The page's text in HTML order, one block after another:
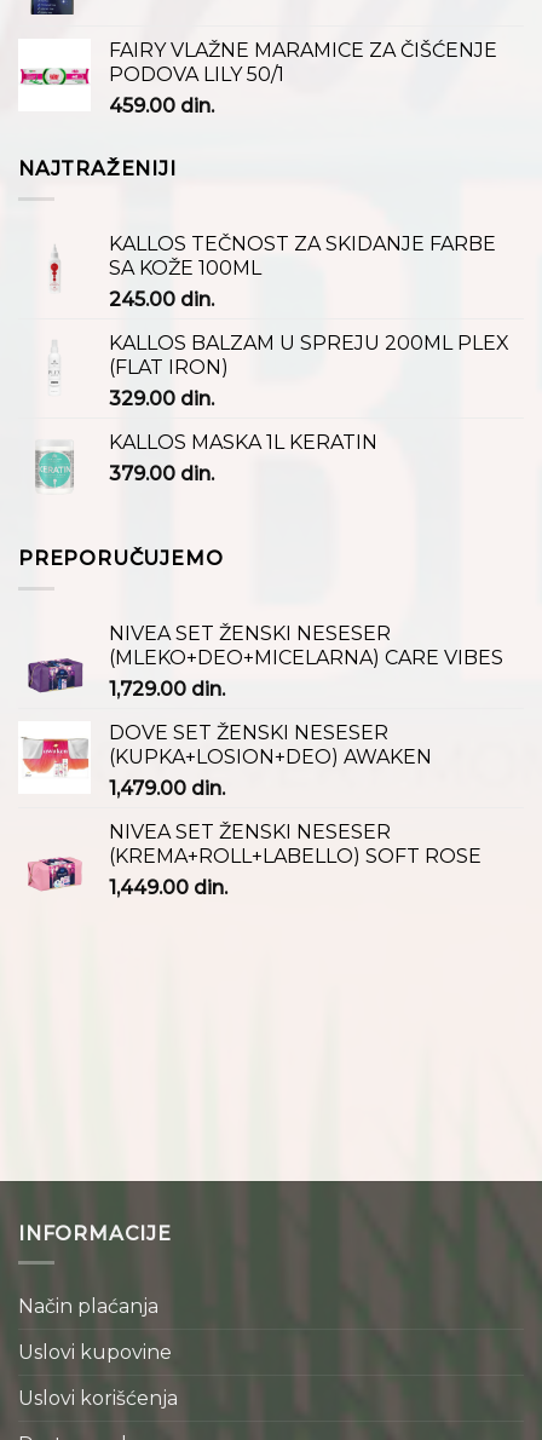
FAIRY VLAŽNE MARAMICE ZA ČIŠĆENJE
PODOVA LILY 50/1
459.00 din.
NAJTRAŽENIJI
KALLOS TEČNOST ZA SKIDANJE FARBE
SA KOŽE 100ML
245.00 din.
KALLOS BALZAM U SPREJU 200ML PLEX
(FLAT IRON)
329.00 din.
KALLOS MASKA 1L KERATIN
379.00 din.
PREPORUČUJEMO
NIVEA SET ŽENSKI NESESER
(MLEKO+DEO+MICELARNA) CARE VIBES
1,729.00 din.
DOVE SET ŽENSKI NESESER
(KUPKA+LOSION+DEO) AWAKEN
1,479.00 din.
NIVEA SET ŽENSKI NESESER
(KREMA+ROLL+LABELLO) SOFT ROSE
1,449.00 din.
INFORMACIJE
Način plaćanja
Uslovi kupovine
Uslovi korišćenja